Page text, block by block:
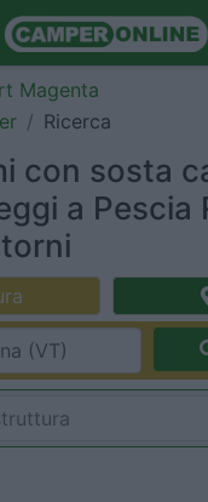
Ricerca
con sosta
a Pescia